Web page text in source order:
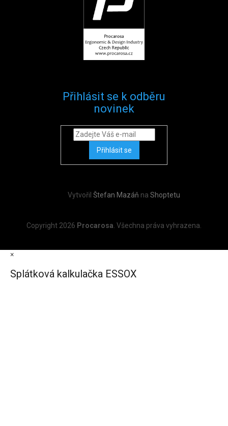
Přihlásit se k odběru
novinek
Přihlásit se
Vytvořil Štefan Mazáň na Shoptetu
Copyright 2026 Procarosa. Všechna práva vyhrazena.
×
Splátková kalkulačka ESSOX